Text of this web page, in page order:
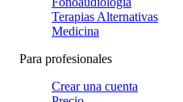
Terapias Alternativas
Medicina
Para profesionales
Crear una cuenta